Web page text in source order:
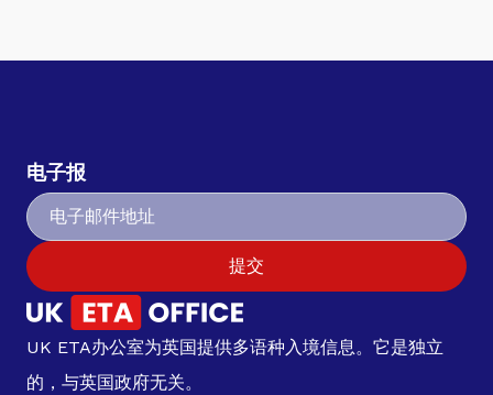
电子报
提交
UK ETA办公室为英国提供多语种入境信息。它是独立
的，与英国政府无关。